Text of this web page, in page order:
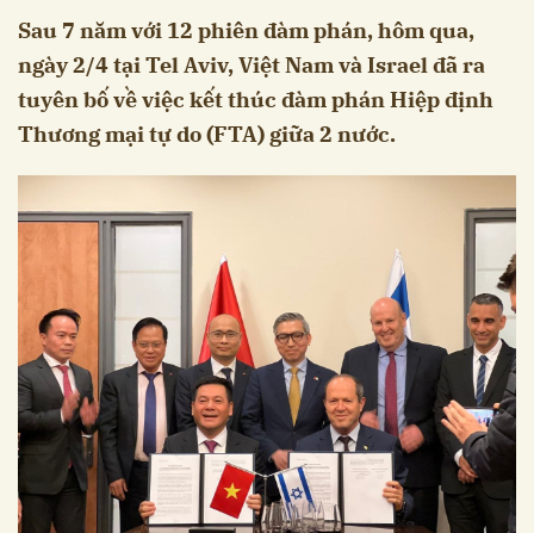
Sau 7 năm với 12 phiên đàm phán, hôm qua,
ngày 2/4 tại Tel Aviv, Việt Nam và Israel đã ra
tuyên bố về việc kết thúc đàm phán Hiệp định
Thương mại tự do (FTA) giữa 2 nước.